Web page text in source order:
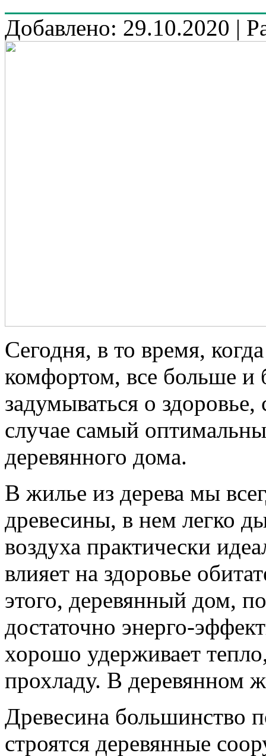
Добавлено: 29.10.2020 |
Сегодня, в то время,
комфортом, все больше
задумываться о
случае самый
деревянного дома.
В жилье из дерева мы
древесины, в нем легко
воздуха практически
влияет на здоровье
этого, деревянный дом,
достаточно энерго-
хорошо удерживает
прохладу. В деревянном
Древесина большинство
строятся деревянные